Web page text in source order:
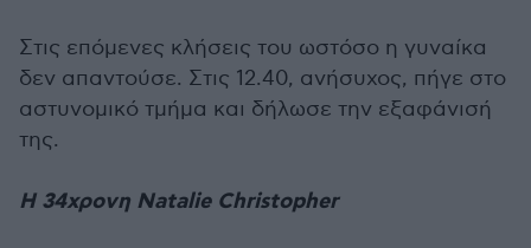
Στις επόμενες κλήσεις του ωστόσο η γυναίκα
δεν απαντούσε. Στις 12.40, ανήσυχος, πήγε στο
αστυνομικό τμήμα και δήλωσε την εξαφάνισή
της.
Η 34χρονη Natalie Christopher